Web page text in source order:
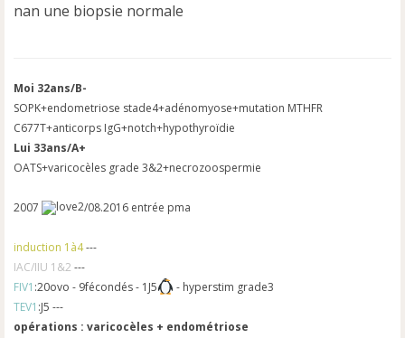
a
o
n
l
u
nan une biopsie normale
Moi 32ans/B-
SOPK+endometriose stade4+adénomyose+mutation MTHFR
C677T+anticorps IgG+notch+hypothyroïdie
Lui 33ans/A+
OATS+varicocèles grade 3&2+necrozoospermie
2007 /08.2016 entrée pma
induction 1à4---
IAC/IIU 1&2 ---
FIV1 :20ovo - 9fécondés - 1J5
- hyperstim grade3
TEV1 :J5 ---
opérations : varicocèles + endométriose